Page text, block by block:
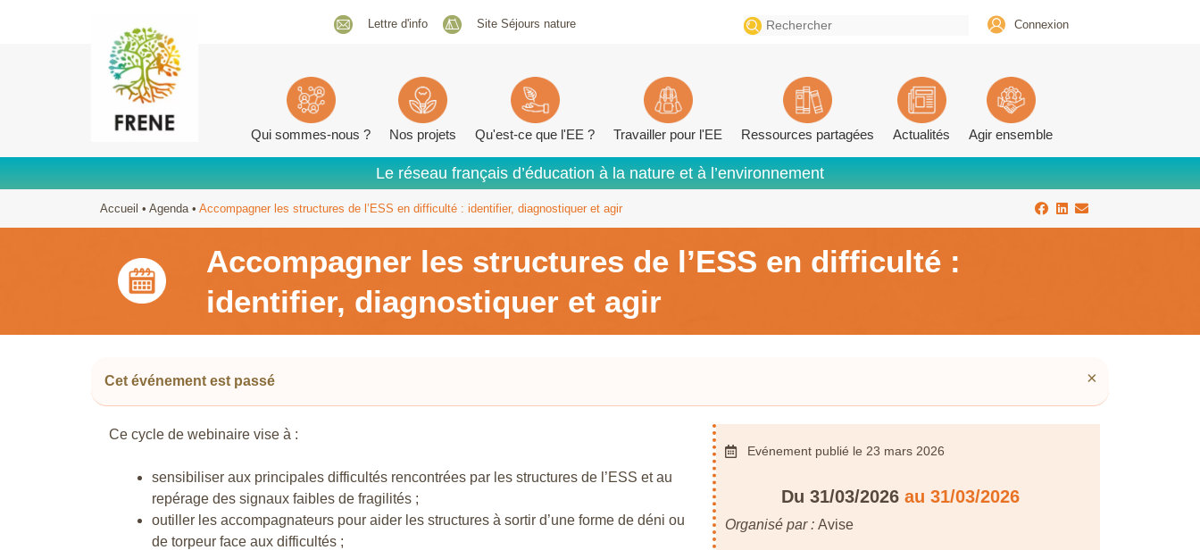
Lettre d'info Site Séjours nature
Search
for:
Connexion
Qui sommes-nous ? Nos projets Qu'est-ce que l'EE ? Travailler pour l'EE Ressources partagées Actualités Agir ensemble
Le réseau français d’éducation à la nature et à l’environnement
Accueil • Agenda • Accompagner les structures de l’ESS en difficulté : identifier, diagnostiquer et agir
Accompagner les structures de l’ESS en difficulté :
identifier, diagnostiquer et agir
Cet événement est passé ×
Ce cycle de webinaire vise à :
sensibiliser aux principales difficultés rencontrées par les structures de l’ESS et au
repérage des signaux faibles de fragilités ;
outiller les accompagnateurs pour aider les structures à sortir d’une forme de déni ou
de torpeur face aux difficultés ;
Evénement publié le 23 mars 2026
Du 31/03/2026 au 31/03/2026
Organisé par : Avise